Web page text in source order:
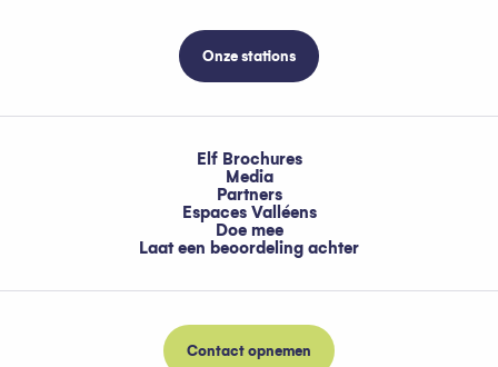
Onze stations
Elf Brochures
Media
Partners
Espaces Valléens
Doe mee
Laat een beoordeling achter
Contact opnemen